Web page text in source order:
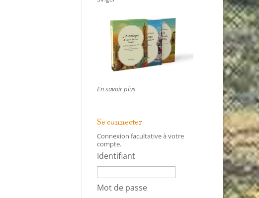
En savoir plus
Se connecter
Connexion facultative à votre
compte.
Identifiant
Mot de passe